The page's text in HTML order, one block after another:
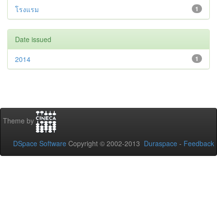
1
โรงแรม
Date issued
1
2014
Theme by
DSpace Software Copyright © 2002-2013 Duraspace - Feedback